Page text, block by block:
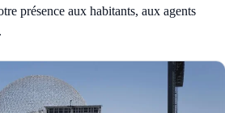
présence aux habitants, aux agents